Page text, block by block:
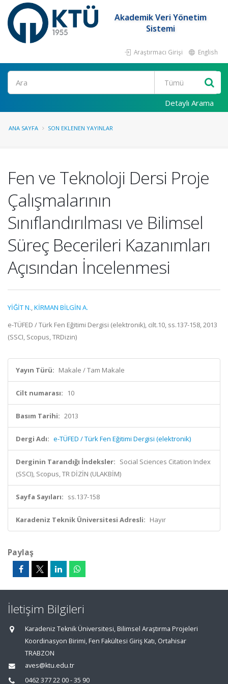
Akademik Veri Yönetim
Sistemi
Araştırmacı Girişi English
Ara
Detaylı Arama
ANA SAYFA SON EKLENEN YAYINLAR
Fen ve Teknoloji Dersi Proje
Çalışmalarının
Sınıflandırılması ve Bilimsel
Süreç Becerileri Kazanımları
Açısından İncelenmesi
YİĞİT N.,KİRMAN BİLGİN A.
e-TÜFED / Türk Fen Eğitimi Dergisi (elektronik), cilt.10, ss.137-158, 2013
(SSCI, Scopus, TRDizin)
Yayın Türü: Makale / Tam Makale
Cilt numarası: 10
Basım Tarihi: 2013
Dergi Adı: e-TÜFED / Türk Fen Eğitimi Dergisi (elektronik)
Derginin Tarandığı İndeksler: Social Sciences Citation Index
(SSCI), Scopus, TR DİZİN (ULAKBİM)
Sayfa Sayıları: ss.137-158
Karadeniz Teknik Üniversitesi Adresli: Hayır
Paylaş
İletişim Bilgileri
Karadeniz Teknik Üniversitesi, Bilimsel Araştırma Projeleri
Koordinasyon Birimi, Fen Fakültesi Giriş Katı, Ortahisar
TRABZON
aves@ktu.edu.tr
0462 377 22 00 - 35 90